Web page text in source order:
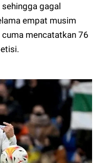
gagal
empat musim
cuma mencatatkan 76